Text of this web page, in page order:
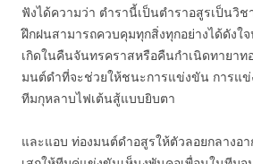
ฟังได้ความว่า ตำรานี้เป็นตำราอสูรเป็นวิ
ฝึกฝนสามารถควบคุมทุกสิ่งทุกอย่างได้ดังใ
เกิดในคืนจันทรคราสหรือคืนกำเนิดทายา
มนต์ดำที่จะช่วยให้ชนะการแข่งขัน การแข่
ทีมกุหลาบไฟเต้นสู้แบบยิบตา
และแอบ ท่องมนต์ดำอสูรให้ตัวลอยกลางอ